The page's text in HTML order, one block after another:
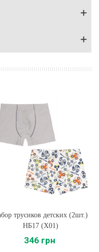
трусиков детских (2шт.)
НБ17 (X01)
346 грн